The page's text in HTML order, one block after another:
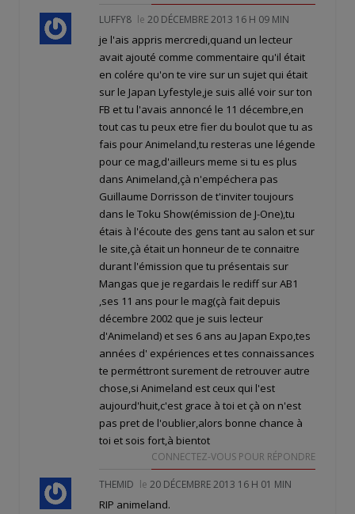
LUFFY8 le 20 DÉCEMBRE 2013 16 H 09 MIN
je l'ais appris mercredi,quand un lecteur
avait ajouté comme commentaire qu'il était
en colére qu'on te vire sur un sujet qui était
sur le Japan Lyfestyle,je suis allé voir sur ton
FB et tu l'avais annoncé le 11 décembre,en
tout cas tu peux etre fier du boulot que tu as
fais pour Animeland,tu resteras une légende
pour ce mag,d'ailleurs meme si tu es plus
dans Animeland,çà n'empéchera pas
Guillaume Dorrisson de t'inviter toujours
dans le Toku Show(émission de J-One),tu
étais à l'écoute des gens tant au salon et sur
le site,çà était un honneur de te connaitre
durant l'émission que tu présentais sur
Mangas que je regardais le rediff sur AB1
,ses 11 ans pour le mag(çà fait depuis
décembre 2002 que je suis lecteur
d'Animeland) et ses 6 ans au Japan Expo,tes
années d' expériences et tes connaissances
te perméttront surement de retrouver autre
chose,si Animeland est ceux qui l'est
aujourd'huit,c'est grace à toi et çà on n'est
pas pret de l'oublier,alors bonne chance à
toi et sois fort,à bientot
CONNECTEZ-VOUS POUR RÉPONDRE
THEMID le 20 DÉCEMBRE 2013 16 H 01 MIN
RIP animeland.